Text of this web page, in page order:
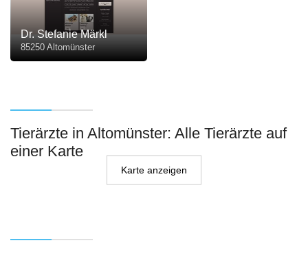
Dr. Stefanie Märkl
85250 Altomünster
Tierärzte in Altomünster: Alle Tierärzte auf
einer Karte
Karte anzeigen